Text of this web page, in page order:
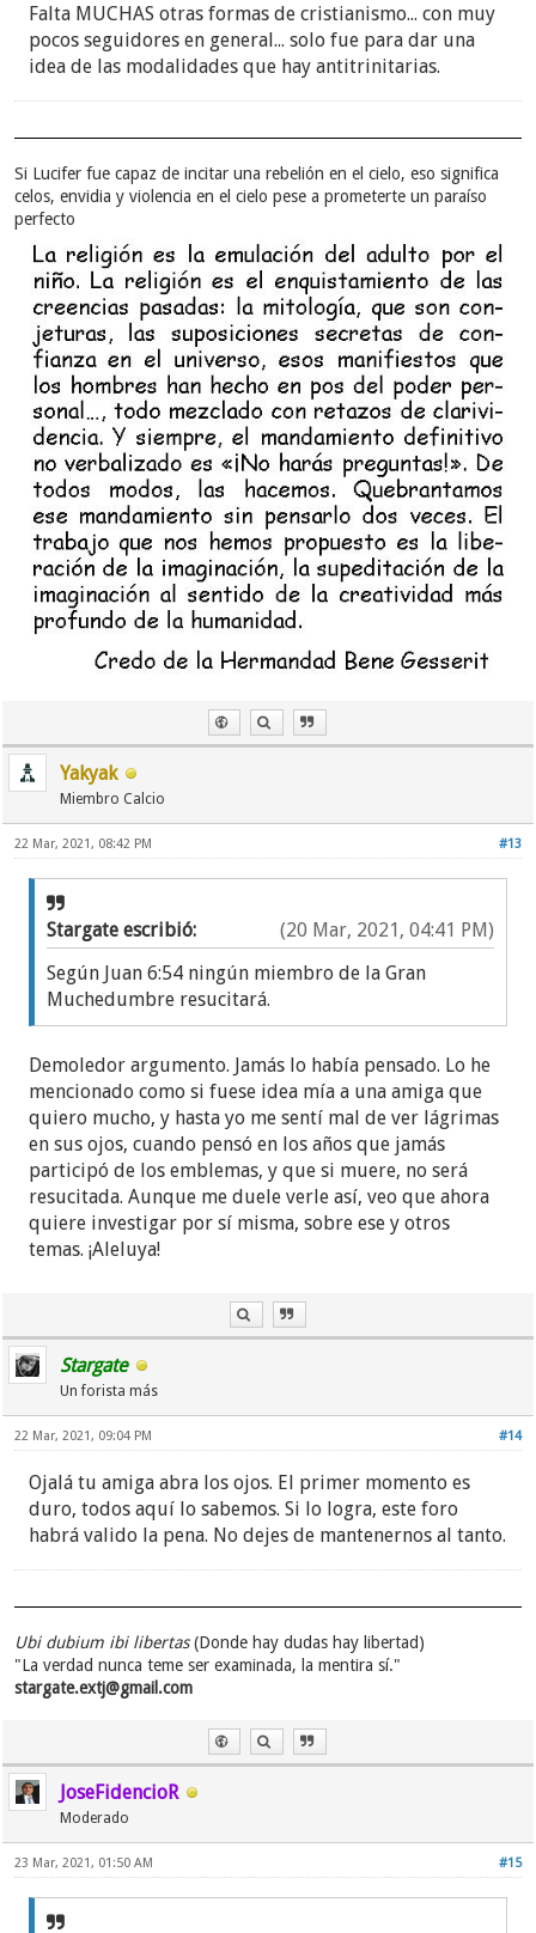
Falta MUCHAS otras formas de cristianismo... con muy
pocos seguidores en general... solo fue para dar una
idea de las modalidades que hay antitrinitarias.
Si Lucifer fue capaz de incitar una rebelión en el cielo, eso significa
celos, envidia y violencia en el cielo pese a prometerte un paraíso
perfecto
Yakyak
Miembro Calcio
#13
22 Mar, 2021, 08:42 PM
(20 Mar, 2021, 04:41 PM)
Stargate escribió:
Según Juan 6:54 ningún miembro de la Gran
Muchedumbre resucitará.
Demoledor argumento. Jamás lo había pensado. Lo he
mencionado como si fuese idea mía a una amiga que
quiero mucho, y hasta yo me sentí mal de ver lágrimas
en sus ojos, cuando pensó en los años que jamás
participó de los emblemas, y que si muere, no será
resucitada. Aunque me duele verle así, veo que ahora
quiere investigar por sí misma, sobre ese y otros
temas. ¡Aleluya!
Stargate
Un forista más
#14
22 Mar, 2021, 09:04 PM
Ojalá tu amiga abra los ojos. El primer momento es
duro, todos aquí lo sabemos. Si lo logra, este foro
habrá valido la pena. No dejes de mantenernos al tanto.
Ubi dubium ibi libertas(Donde hay dudas hay libertad)
"La verdad nunca teme ser examinada, la mentira sí."
stargate.extj@gmail.com
JoseFidencioR
Moderado
#15
23 Mar, 2021, 01:50 AM